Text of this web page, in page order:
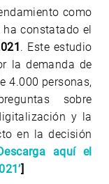
como
constatado el
. Este estudio
la demanda de
4.000 personas,
sobre
y la
en la decisión
aquí el
]